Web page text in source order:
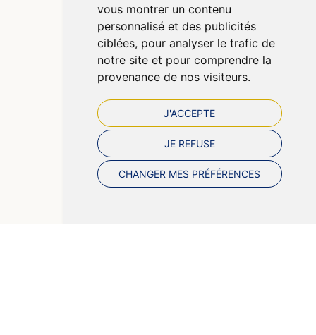
vous montrer un contenu
personnalisé et des publicités
ciblées, pour analyser le trafic de
notre site et pour comprendre la
provenance de nos visiteurs.
J'ACCEPTE
JE REFUSE
CHANGER MES PRÉFÉRENCES
Cookies
Préférences Cookies